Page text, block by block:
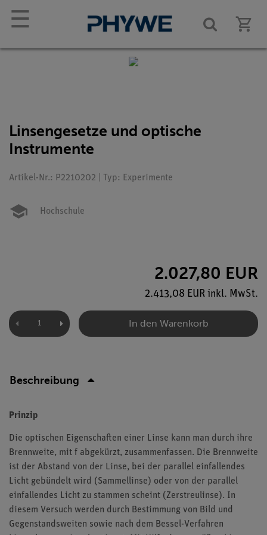
☰
Linsengesetze und optische
Instrumente
Artikel-Nr.: P2210202 | Typ: Experimente
Hochschule
2.027,80 EUR
2.413,08 EUR inkl. MwSt.
In den Warenkorb
Beschreibung
Prinzip
Die optischen Eigenschaften einer Linse kann man durch ihre
Brennweite, mit f abgekürzt, zusammenfassen. Die Brennweite
ist der Abstand von der Linse, bei der parallel einfallendes
Licht gebündelt wird (Sammellinse) oder von der parallel
einfallendes Licht zu stammen scheint (Zerstreulinse). In
diesem Versuch werden durch Bestimmung von Bild und
Gegenstandsweiten sowie nach dem Bessel-Verfahren